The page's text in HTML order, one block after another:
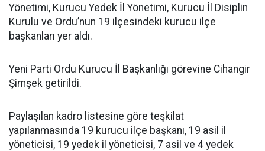
Yönetimi, Kurucu Yedek İl Yönetimi, Kurucu İl Disiplin
Kurulu ve Ordu’nun 19 ilçesindeki kurucu ilçe
başkanları yer aldı.
Yeni Parti Ordu Kurucu İl Başkanlığı görevine Cihangir
Şimşek getirildi.
Paylaşılan kadro listesine göre teşkilat
yapılanmasında 19 kurucu ilçe başkanı, 19 asil il
yöneticisi, 19 yedek il yöneticisi, 7 asil ve 4 yedek